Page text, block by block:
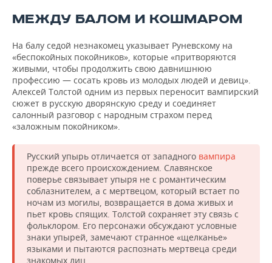
МЕЖДУ БАЛОМ И КОШМАРОМ
На балу седой незнакомец указывает Руневскому на
«беспокойных покойников», которые «притворяются
живыми, чтобы продолжить свою давнишнюю
профессию — сосать кровь из молодых людей и девиц».
Алексей Толстой одним из первых переносит вампирский
сюжет в русскую дворянскую среду и соединяет
салонный разговор с народным страхом перед
«заложным покойником».
Русский упырь отличается от западного вампира
прежде всего происхождением. Славянское
поверье связывает упыря не с романтическим
соблазнителем, а с мертвецом, который встает по
ночам из могилы, возвращается в дома живых и
пьет кровь спящих. Толстой сохраняет эту связь с
фольклором. Его персонажи обсуждают условные
знаки упырей, замечают странное «щелканье»
языками и пытаются распознать мертвеца среди
знакомых лиц.